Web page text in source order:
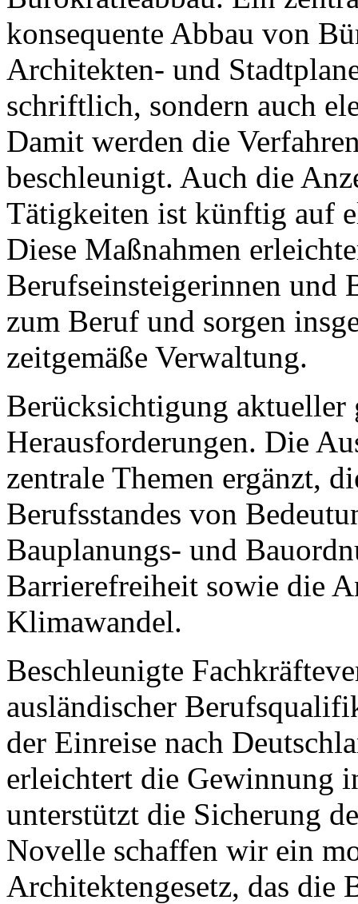
konsequente Abbau von
Architekten- und
schriftlich, sondern auch
Damit werden die
beschleunigt. Auch die
Tätigkeiten ist künftig auf
Diese Maßnahmen
Berufseinsteigerinnen und
zum Beruf und sorgen
zeitgemäße Verwaltung.
Berücksichtigung aktueller
Herausforderungen. Die
zentrale Themen ergänzt,
Berufsstandes von
Bauplanungs- und
Barrierefreiheit sowie die
Klimawandel.
Beschleunigte
ausländischer
der Einreise nach
erleichtert die Gewinnung
unterstützt die Sicherung
Novelle schaffen wir ein
Architektengesetz, das die